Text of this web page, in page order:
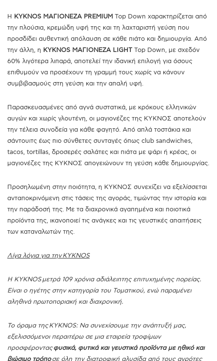
Η KYKNOS ΜΑΓΙΟΝΕΖΑ PREMIUM Top Down χαρακτηρίζεται από
την πλούσια, κρεμώδη υφή της και τη λαχταριστή γεύση που
προσδίδει αυθεντική απόλαυση σε κάθε πιάτο και δημιουργία. Από
την άλλη, η KYKNOS ΜΑΓΙΟΝΕΖΑ LIGHT Top Down, με σχεδόν
60% λιγότερα λιπαρά, αποτελεί την ιδανική επιλογή για όσους
επιθυμούν να προσέχουν τη γραμμή τους χωρίς να κάνουν
συμβιβασμούς στη γεύση και την απαλή υφή.
Παρασκευασμένες από αγνά συστατικά, με κρόκους ελληνικών
αυγών και χωρίς γλουτένη, οι μαγιονέζες της ΚΥΚΝΟΣ αποτελούν
την τέλεια συνοδεία για κάθε φαγητό. Από απλά τοστάκια και
σάντουιτς έως πιο σύνθετες συνταγές όπως club sandwiches,
tacos, tortillas, δροσερές σαλάτες και πιάτα με ψάρι ή κρέας, οι
μαγιονέζες της ΚΥΚΝΟΣ απογειώνουν τη γεύση κάθε δημιουργίας.
Προσηλωμένη στην ποιότητα, η ΚΥΚΝΟΣ συνεχίζει να εξελίσσεται
ανταποκρινόμενη στις τάσεις της αγοράς, τιμώντας την ιστορία και
την παράδοσή της. Με τα διαχρονικά αγαπημένα και ποιοτικά
προϊόντα της, ικανοποιεί τις ανάγκες και τις γευστικές απαιτήσεις
των καταναλωτών της.
Λίγα λόγια για την KYKNOS
Η ΚΥΚΝΟS μετρά 109 χρόνια αδιάλειπτης επιτυχημένης πορείας.
Είναι ο ηγέτης στην κατηγορία του Τοματικού, ενώ παραμένει
αληθινά πρωτοποριακή και διαχρονική.
Το όραμα της KYKNOS: Να συνεχίσουμε την ανάπτυξή μας,
εξελισσόμενοι περαιτέρω σε μια εταιρεία τροφίμων
προσφέρονταςφυσικά, φυτικά και γευστικά προϊόντα με ηθικό και
βιώσιμο τρόποσε όλη την διατροφική αλυσίδα από τους αγρότες